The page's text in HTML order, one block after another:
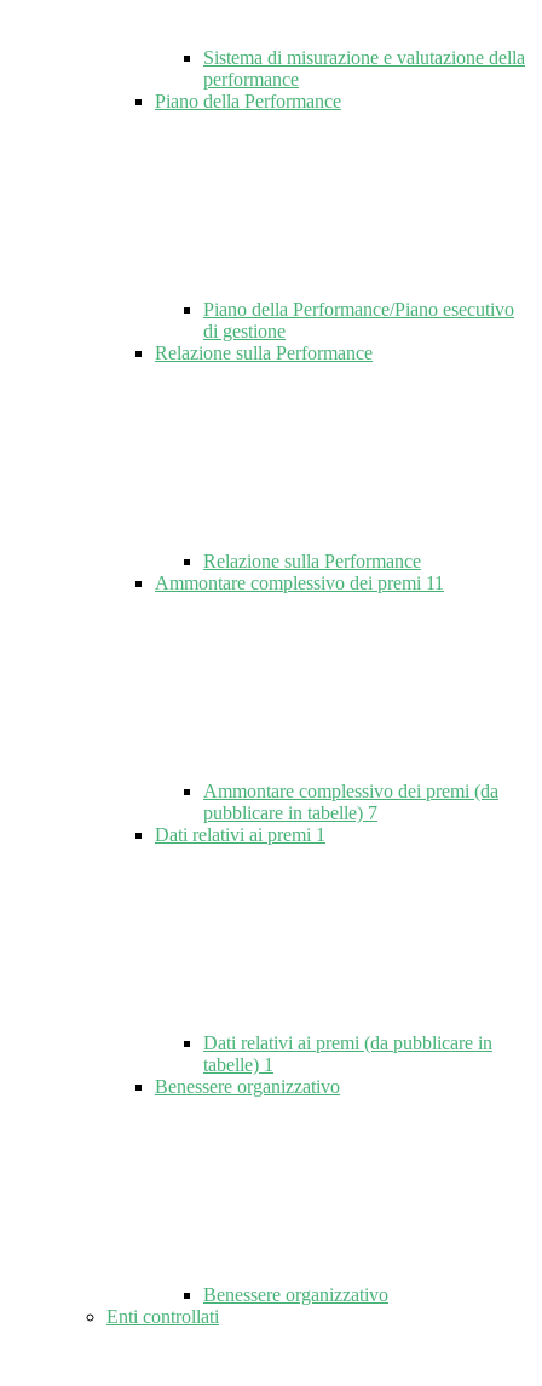
Sistema di misurazione e valutazione della
performance
Piano della Performance
Piano della Performance/Piano esecutivo
di gestione
Relazione sulla Performance
Relazione sulla Performance
Ammontare complessivo dei premi 11
Ammontare complessivo dei premi (da
pubblicare in tabelle) 7
Dati relativi ai premi 1
Dati relativi ai premi (da pubblicare in
tabelle) 1
Benessere organizzativo
Benessere organizzativo
Enti controllati